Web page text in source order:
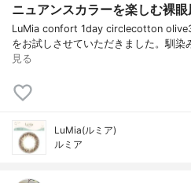
ニュアンスカラーを楽しむ裸
LuMia confort 1day circlecotton
をお試しさせていただきました。馴
見る
LuMia(ルミア)
ルミア